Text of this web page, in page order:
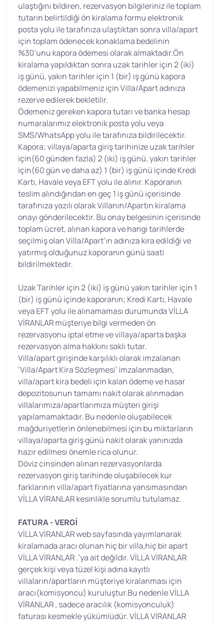
ulaştığını bildiren, rezervasyon bilgileriniz ile toplam
tutarın belirtildiği ön kiralama formu elektronik
posta yolu ile tarafınıza ulaştıktan sonra villa/apart
için toplam ödenecek konaklama bedelinin
%30’unu kapora ödemesi olarak almaktadır.Ön
kiralama yapıldıktan sonra uzak tarihler için 2 (iki)
iş günü, yakın tarihler için 1 (bir) iş günü kapora
ödemenizi yapabilmeniz için Villa/Apart adınıza
rezerve edilerek bekletilir.
Ödemeniz gereken kapora tutarı ve banka hesap
numaralarımız elektronik posta yolu veya
SMS/WhatsApp yolu ile tarafınıza bildirilecektir.
Kapora; villaya/aparta giriş tarihinize uzak tarihler
için(60 günden fazla) 2 (iki) iş günü, yakın tarihler
için(60 gün ve daha az) 1 (bir) iş günü içinde Kredi
Kartı, Havale veya EFT yolu ile alınır. Kaporanın
teslim alındığından en geç 1 iş günü içerisinde
tarafınıza yazılı olarak Villanın/Apartın kiralama
onayı gönderilecektir. Bu onay belgesinin içerisinde
toplam ücret, alınan kapora ve hangi tarihlerde
seçilmiş olan Villa/Apart’ın adınıza kira edildiği ve
yatırmış olduğunuz kaporanın günü saati
bildirilmektedir.
Uzak Tarihler için 2 (iki) iş günü yakın tarihler için 1
(bir) iş günü içinde kaporanın; Kredi Kartı, Havale
veya EFT yolu ile alınamaması durumunda VİLLA
VİRANLAR müşteriye bilgi vermeden ön
rezervasyonu iptal etme ve villaya/aparta başka
rezervasyon alma hakkını saklı tutar.
Villa/apart girişinde karşılıklı olarak imzalanan
’Villa/Apart Kira Sözleşmesi’ imzalanmadan,
villa/apart kira bedeli için kalan ödeme ve hasar
depozitosunun tamamı nakit olarak alınmadan
villalarımıza/apartlarımıza müşteri girişi
yapılamamaktadır. Bu nedenle oluşabilecek
mağduriyetlerin önlenebilmesi için bu miktarların
villaya/aparta giriş günü nakit olarak yanınızda
hazır edilmesi önemle rica olunur.
Döviz cinsinden alınan rezervasyonlarda
rezervasyon giriş tarihinde oluşabilecek kur
farklarının villa/apart fiyatlarına yansımasından
VİLLA VİRANLAR kesinlikle sorumlu tutulamaz.
FATURA - VERGİ
VİLLA VİRANLAR web sayfasında yayımlanarak
kiralamada aracı olunan hiç bir villa,hiç bir apart
VİLLA VİRANLAR .’ya ait değildir. VİLLA VİRANLAR
gerçek kişi veya tüzel kişi adına kayıtlı
villaların/apartların müşteriye kiralanması için
aracı(komisyoncu) kuruluştur.Bu nedenle VİLLA
VİRANLAR , sadece aracılık (komisyonculuk)
faturası kesmekle yükümlüdür. VİLLA VİRANLAR